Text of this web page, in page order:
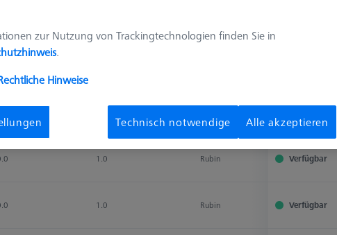
1.0 Rubin Hartmetall
Verfügbar
1.0 Rubin Hartmetall
Verfügbar
zur Nutzung von Trackingtechnologien finden Sie in
.
Hinweise
Technisch notwendige Alle akzeptieren